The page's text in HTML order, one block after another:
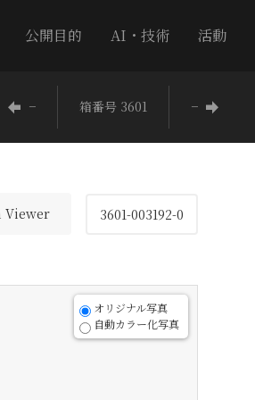
公開目的 AI・技術 活動
− 箱番号 3601 −
Viewer 3601-003192-0
オリジナル写真
自動カラー化写真